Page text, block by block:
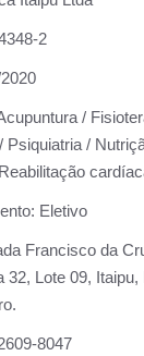
2
/
Psiquiatria /
Eletivo
Francisco da
32, Lote 09,
8047